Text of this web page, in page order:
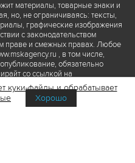
материалы, товарные знаки и
но, не ограничиваясь: тексты,
графические изображения
с законодательством
праве и смежных правах. Любое
, в том числе,
обязательно
со ссылкой на
а также гиперссылкой на сайт
информации. Переработка
не допускается.
куки-файлы и обрабатывает
Хорошо